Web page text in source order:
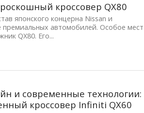
кроссовер QX80
японского концерна Nissan и
премиальных автомобилей. Особое
QX80. Его...
и современные технологии:
кроссовер Infiniti QX60